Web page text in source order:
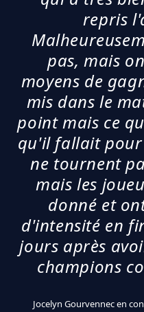
repris
pas, mais
moyens de
mis dans le
point mais ce
qu'il fallait pour
ne tournent
mais les
donné et
d'intensité en
jours après
champions
Jocelyn Gourvennec en